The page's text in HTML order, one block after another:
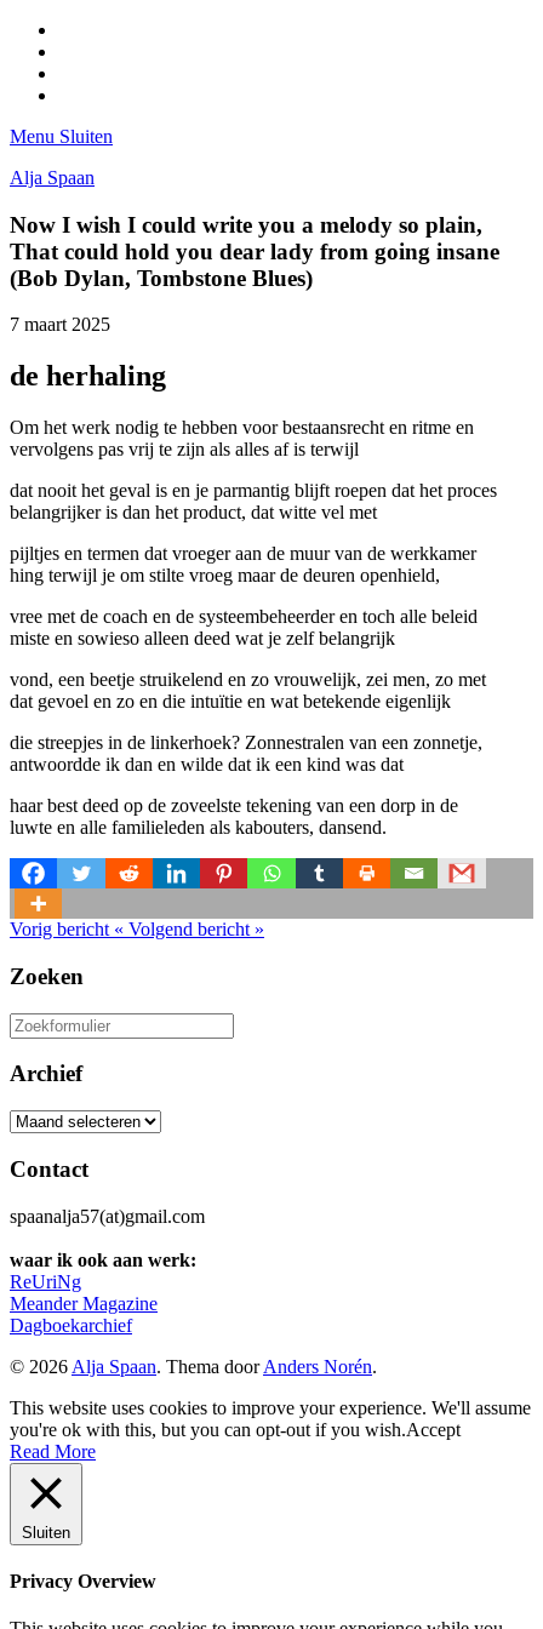
Menu Sluiten
Alja Spaan
Now I wish I could write you a melody so plain,
That could hold you dear lady from going insane
(Bob Dylan, Tombstone Blues)
7 maart 2025
de herhaling
Om het werk nodig te hebben voor bestaansrecht en ritme en
vervolgens pas vrij te zijn als alles af is terwijl
dat nooit het geval is en je parmantig blijft roepen dat het proces
belangrijker is dan het product, dat witte vel met
pijltjes en termen dat vroeger aan de muur van de werkkamer
hing terwijl je om stilte vroeg maar de deuren openhield,
vree met de coach en de systeembeheerder en toch alle beleid
miste en sowieso alleen deed wat je zelf belangrijk
vond, een beetje struikelend en zo vrouwelijk, zei men, zo met
dat gevoel en zo en die intuïtie en wat betekende eigenlijk
die streepjes in de linkerhoek? Zonnestralen van een zonnetje,
antwoordde ik dan en wilde dat ik een kind was dat
haar best deed op de zoveelste tekening van een dorp in de
luwte en alle familieleden als kabouters, dansend.
Vorig bericht « Volgend bericht »
Zoeken
Zoeken
naar:
Archief
Archief
Contact
spaanalja57(at)gmail.com
waar ik ook aan werk:
ReUriNg
Meander Magazine
Dagboekarchief
© 2026 Alja Spaan. Thema doorAnders Norén.
This website uses cookies to improve your experience. We'll assume
you're ok with this, but you can opt-out if you wish.Accept
Read More
Sluiten
Privacy Overview